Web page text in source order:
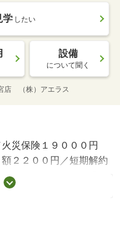
学 したい
設備
について聞く
店 （株）アエラス
災保険１９０００円
２２００円／短期解約
１ヶ月分）／駐輪場代
加入要（初回：月額支
代：あり２４，２００
続き、ＬＩＮＥでのご